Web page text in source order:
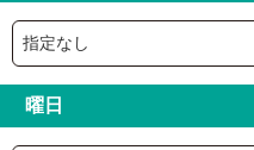
曜日